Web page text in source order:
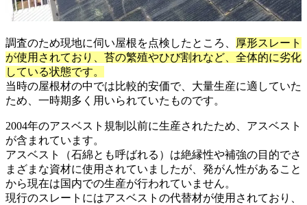
調査のため現地に伺い屋根を点検したところ、
厚形スレート
が使用されており、苔の繁殖やひび割れなど、全体的に劣化
している状態です。
当時の屋根材の中では比較的安価で、大量生産に適していた
ため、一時期多く用いられていたものです。
2004年のアスベスト規制以前に生産されたため、アスベスト
が含まれています。
アスベスト（石綿とも呼ばれる）は絶縁性や補強の目的でさ
まざまな資材に使用されていましたが、発がん性があること
から現在は国内での生産が行われていません。
現行のスレートにはアスベストの代替材が使用されており、